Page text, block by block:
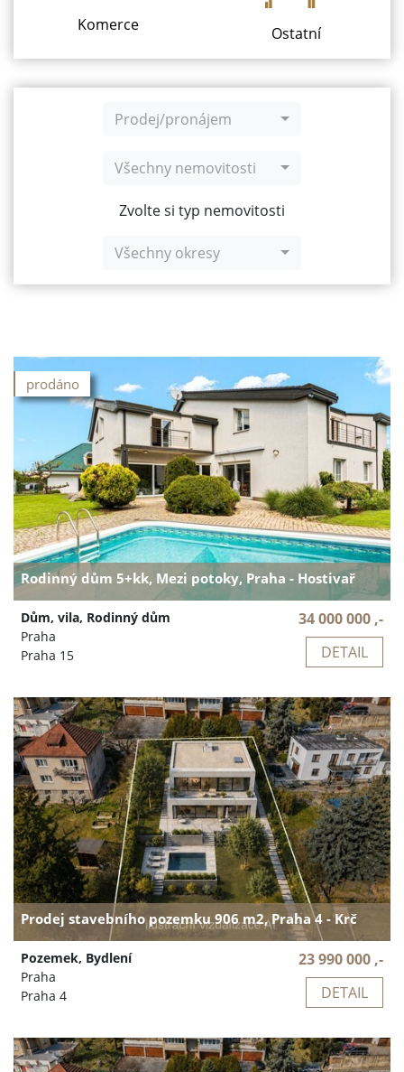
Komerce Ostatní
Prodej/pronájem
Všechny nemovitosti
Zvolte si typ nemovitosti
Všechny okresy
prodáno
Rodinný dům 5+kk, Mezi potoky, Praha - Hostivař
Dům, vila, Rodinný dům
Praha
Praha 15
34 000 000 ,-
DETAIL
Prodej stavebního pozemku 906 m2, Praha 4 - Krč
Pozemek, Bydlení
Praha
Praha 4
23 990 000 ,-
DETAIL